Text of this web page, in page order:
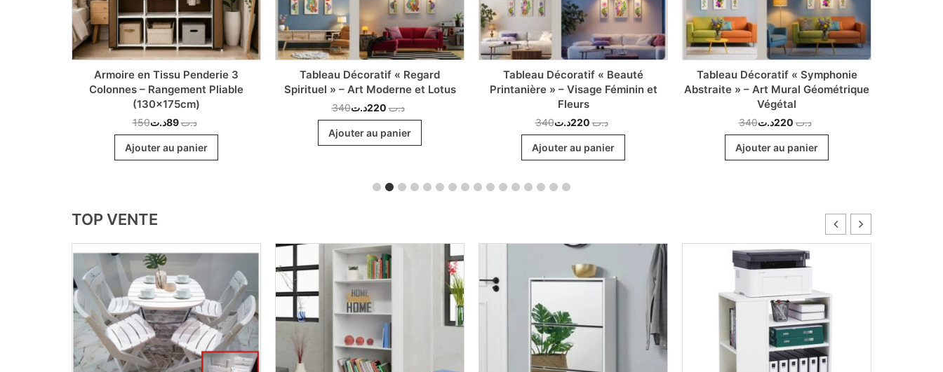
Armoire en Tissu Penderie 3
Colonnes – Rangement Pliable
(130x175cm)
150 د.ت89د.ت
Ajouter au panier
Tableau Décoratif « Regard
Spirituel » – Art Moderne et Lotus
340 د.ت 220د.ت
Ajouter au panier
Tableau Décoratif « Beauté
Printanière » – Visage Féminin et
Fleurs
340 د.ت 220د.ت
Ajouter au panier
Tableau Décoratif « Symphonie
Abstraite » – Art Mural Géométrique
Végétal
340 د.ت 220د.ت
Ajouter au panier
TOP VENTE